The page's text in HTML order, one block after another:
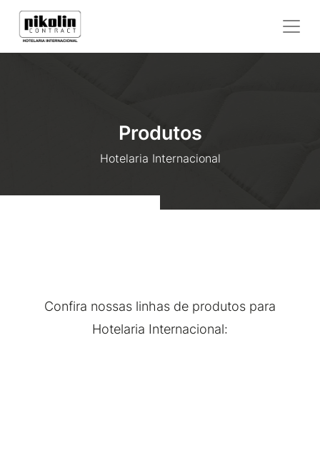
Produtos
Hotelaria Internacional
Confira nossas linhas de produtos para
Hotelaria Internacional: